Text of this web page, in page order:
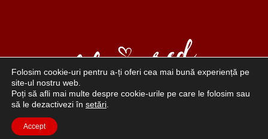
pe sexualitatea pozitivă, iubirea de sine și încrederea în
Folosim cookie-uri pentru a-ți oferi cea mai bună experiență pe
site-ul nostru web.
Poți să afli mai multe despre cookie-urile pe care le folosim sau
să le dezactivezi în setări
Accept